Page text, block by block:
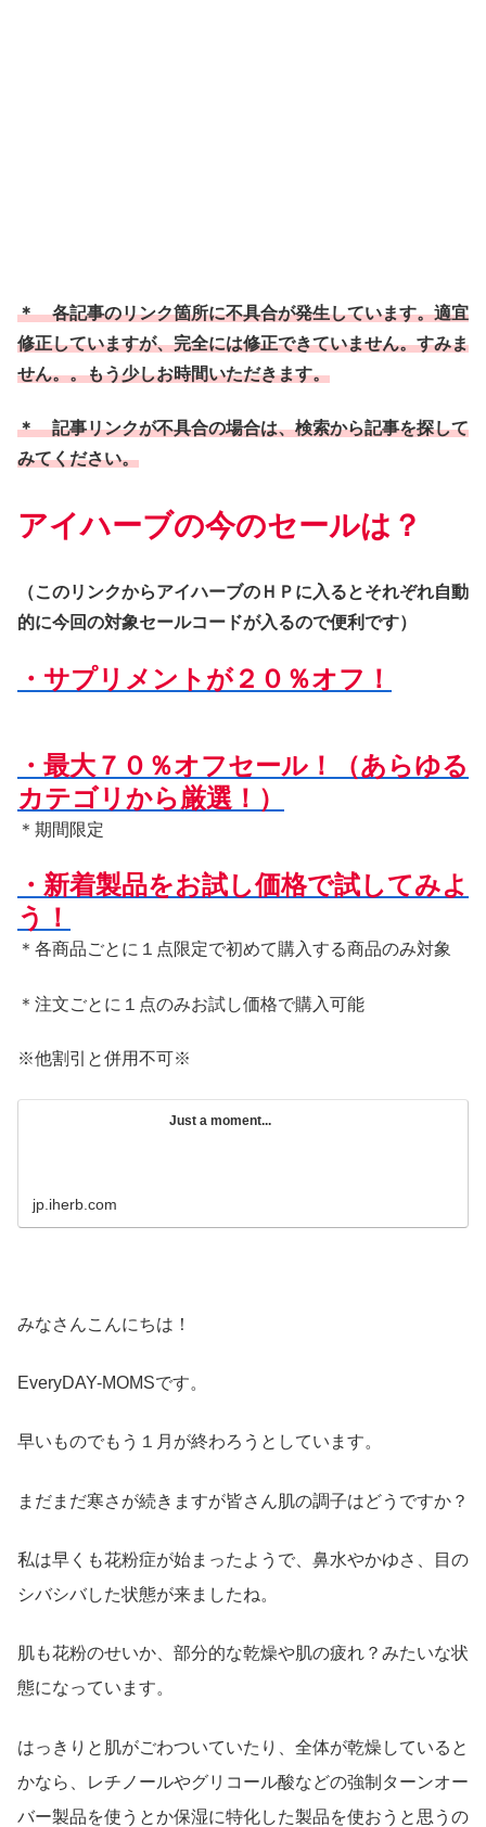
＊ 各記事のリンク箇所に不具合が発生しています。適宜
修正していますが、完全には修正できていません。すみま
せん。。もう少しお時間いただきます。
＊ 記事リンクが不具合の場合は、検索から記事を探して
みてください。
アイハーブの今のセールは？
（このリンクからアイハーブのＨＰに入るとそれぞれ自動
的に今回の対象セールコードが入るので便利です）
・サプリメントが２０％オフ！
・最大７０％オフセール！（あらゆる
カテゴリから厳選！）
＊期間限定
・新着製品をお試し価格で試してみよ
う！
＊各商品ごとに１点限定で初めて購入する商品のみ対象
＊注文ごとに１点のみお試し価格で購入可能
※他割引と併用不可※
Just a moment...
jp.iherb.com
みなさんこんにちは！
EveryDAY-MOMSです。
早いものでもう１月が終わろうとしています。
まだまだ寒さが続きますが皆さん肌の調子はどうですか？
私は早くも花粉症が始まったようで、鼻水やかゆさ、目の
シバシバした状態が来ましたね。
肌も花粉のせいか、部分的な乾燥や肌の疲れ？みたいな状
態になっています。
はっきりと肌がごわついていたり、全体が乾燥していると
かなら、レチノールやグリコール酸などの強制ターンオー
バー製品を使うとか保湿に特化した製品を使おうと思うの